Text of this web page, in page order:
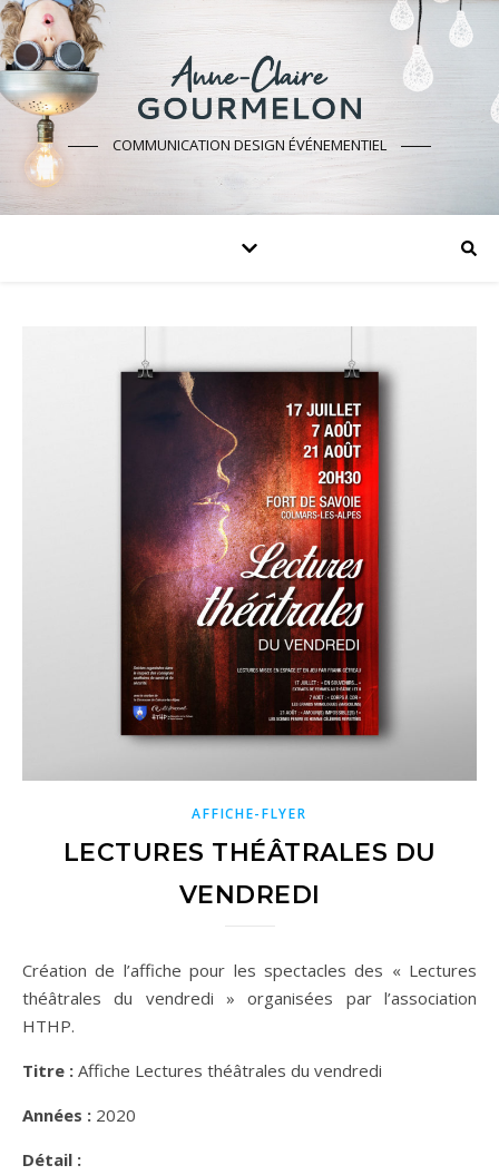
COMMUNICATION DESIGN ÉVÉNEMENTIEL
AFFICHE-FLYER
LECTURES THÉÂTRALES DU
VENDREDI
Création de l’affiche pour les spectacles des « Lectures
théâtrales du vendredi » organisées par l’association
HTHP.
Titre : Affiche Lectures théâtrales du vendredi
Années : 2020
Détail :